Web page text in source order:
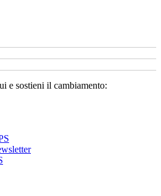
e sostieni il cambiamento: